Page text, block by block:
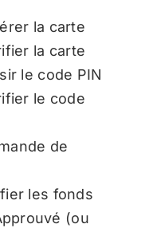
la carte
la carte
le code PIN
le code
de
les fonds
(ou